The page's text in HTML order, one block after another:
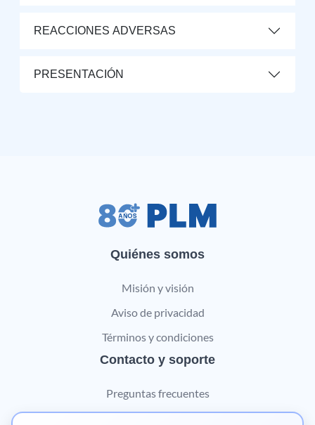
REACCIONES ADVERSAS
PRESENTACIÓN
Quiénes somos
Misión y visión
Aviso de privacidad
Términos y condiciones
Contacto y soporte
Preguntas frecuentes
Contáctanos